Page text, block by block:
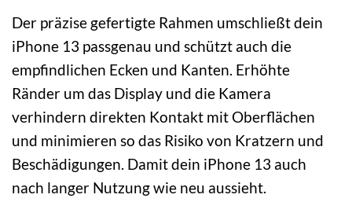
Der präzise gefertigte Rahmen umschließt dein
iPhone 13 passgenau und schützt auch die
empfindlichen Ecken und Kanten. Erhöhte
Ränder um das Display und die Kamera
verhindern direkten Kontakt mit Oberflächen
und minimieren so das Risiko von Kratzern und
Beschädigungen. Damit dein iPhone 13 auch
nach langer Nutzung wie neu aussieht.